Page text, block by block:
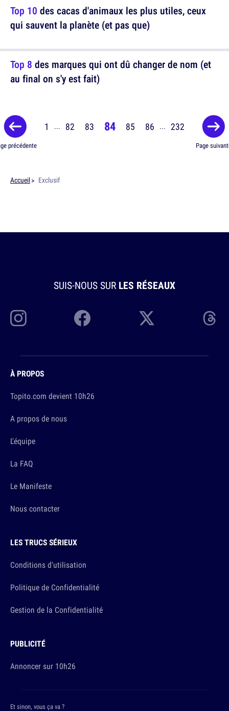
Top 10 des cacas d'animaux les plus utiles, ceux
qui sauvent la planète (et pas que)
Top 8 des marques qui ont dû changer de nom (et
au final on s'y est fait)
précédente
1 ... 82 83 84 85 86 ... 232
Page
Accueil Exclusif
SUIS-NOUS SUR LES RÉSEAUX
À PROPOS
Topito.com devient 10h26
A propos de nous
L'équipe
La FAQ
Le Manifeste
Nous contacter
LES TRUCS SÉRIEUX
Conditions d'utilisation
Politique de Confidentialité
Gestion de la Confidentialité
PUBLICITÉ
Annoncer sur 10h26
Et sinon, vous ça va ?